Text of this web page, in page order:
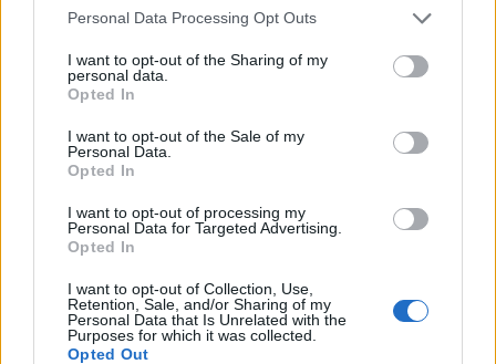
Personal Data Processing Opt Outs
I want to opt-out of the Sharing of my
personal data.
Opted In
I want to opt-out of the Sale of my
Personal Data.
Opted In
I want to opt-out of processing my
Personal Data for Targeted Advertising.
Opted In
I want to opt-out of Collection, Use,
Retention, Sale, and/or Sharing of my
Personal Data that Is Unrelated with the
Purposes for which it was collected.
Opted Out